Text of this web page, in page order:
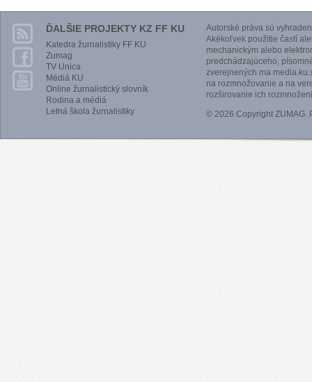
ĎALŠIE PROJEKTY KZ FF KU
Katedra žurnalistiky FF KU
Zumag
TV Unica
Médiá KU
Online žurnalistický slovník
Rodina a médiá
Letná škola žurnalistiky
Autorské práva sú
Akékoľvek použitie častí
mechanickým alebo
predchádzajúceho,
zverejnených ma
na rozmnožovanie a na
rozširovanie ich
© 2026 Copyright ZUMAG.